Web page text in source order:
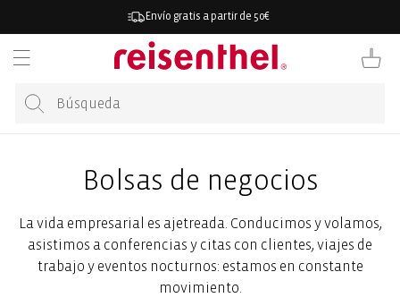
Envío gratis a partir de 50€
Carrito
Bolsas de negocios
La vida empresarial es ajetreada. Conducimos y volamos,
asistimos a conferencias y citas con clientes, viajes de
trabajo y eventos nocturnos: estamos en constante
movimiento.